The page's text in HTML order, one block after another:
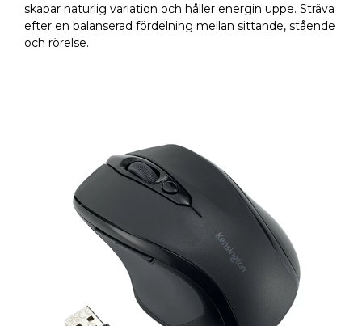
skapar naturlig variation och håller energin uppe. Sträva
efter en balanserad fördelning mellan sittande, stående
och rörelse.